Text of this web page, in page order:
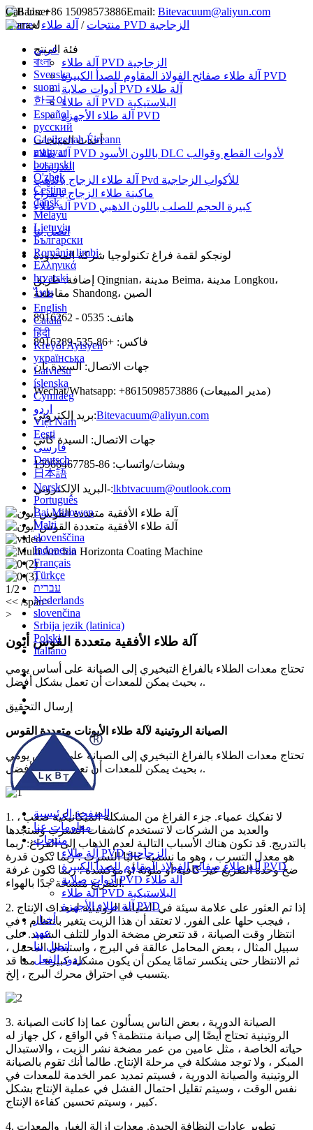
Call Us: +86 15098573886Email: Bitevacuum@aliyun.com
لغة
عربي
বাংলা
Svenska
suomi
한국어
Español
русский
Gaeilgenah Éireann
magyar
bosanski
O'zbek
Čeština
dansk
Melayu
Lietuvių
Български
România limbi
Ελληνικά
hrvatski
ไทย
English
Català
हिंदी
Kreyòl Ayisyen
українська
Latviešu
íslenska
Cymraeg
اردو
Việt Nam
Eesti
فارسی
Deutsch
日本語
Norsk
Português
Bai Miaowen
Malti
slovenščina
Indonesia
Français
Türkçe
עברית
Nederlands
slovenčina
Srbija jezik (latinica)
Polski
Italiano
الصفحة الرئيسية
معلومات عنا
منتجات
آلة طلاء PVD الزجاجية
آلة طلاء صفائح الفولاذ المقاوم للصدأ الكبيرة PVD
أدوات صلابة PVD آلة طلاء
آلة طلاء PVD البلاستيكية
آلة طلاء الأجهزة PVD
أخبار
عهد
اتصل بنا
ردود الفعل
Home/ منتجات / آلة طلاء PVD الزجاجية
فئة المنتج
آلة طلاء PVD الزجاجية
آلة طلاء صفائح الفولاذ المقاوم للصدأ الكبيرة PVD
أدوات صلابة PVD آلة طلاء
آلة طلاء PVD البلاستيكية
آلة طلاء الأجهزة PVD
أحدث المنتجات
آلة طلاء PVD باللون الأسود DLC لأدوات القطع وقوالب
التدريبات
آلة طلاء الزجاج بالذهب Pvd للأكواب الزجاجية
ماكينة طلاء الزجاج بالفراغ
آلة طلاء PVD كبيرة الحجم للصلب باللون الذهبي
اتصل بنا
لونجكو لقمة فراغ تكنولوجيا شركة المحدودة
إضافة: طريق Qingnian، مدينة Beima، مدينة Longkou،
مقاطعة Shandong، الصين
هاتف: 0535 - 8916262
فاكس: +86-535-8916289
جهات الاتصال: السيدة يان
Wechat/Whatsapp: +8615098573886 (مدير المبيعات)
بريد إلكتروني:Bitevacuum@aliyun.com
جهات الاتصال: السيدة كاثي
ويشات/واتساب: 86-15966467785
البريد الإلكتروني-:lkbtvacuum@outlook.com
1/2
<< /span>
>
آلة طلاء الأفقية متعددة القوس أيون
تحتاج معدات الطلاء بالفراغ التبخيري إلى الصيانة على أساس يومي
، بحيث يمكن للمعدات أن تعمل بشكل أفضل.
إرسال التحقيق
الصيانة الروتينية لآلة طلاء الأيونات متعددة القوس
تحتاج معدات الطلاء بالفراغ التبخيري إلى الصيانة على أساس يومي
، بحيث يمكن للمعدات أن تعمل بشكل أفضل.
1. لا تفكيك عمياء. جزء الفراغ من المشكلة الميكانيكية صعب ،
والعديد من الشركات لا تستخدم كاشفات التسرب وستجدها
بالتدريج. قد تكون هناك الأسباب التالية لعدم الذهاب إلى الفراغ: ربما
هو معدل التسرب ، وهو ما نسميه غالبًا التسرب ؛ ربما تكون قدرة
ضخ وحدة التفريغ غير كافية أو ملوثة أو مؤكسدة ؛ ربما تكون غرفة
التفريغ متسخة جدًا بالهواء.
2. إذا تم العثور على علامة سيئة في الصيانة الروتينية لمعدات الإنتاج
، فيجب حلها على الفور. لا تعتقد أن هذا الزيت يتغير بانتظام ، في
انتظار وقت الصيانة ، قد تتعرض مضخة الدوار للتلف الشديد. على
سبيل المثال ، بعض المحامل عالقة في البرج ، واستبدال المحمل ،
ثم الانتظار حتى ينكسر تمامًا يمكن أن يكون مشكلة كبيرة ، مما قد
يتسبب في احتراق محرك البرج ، إلخ.
3. الصيانة الدورية ، بعض الناس يسألون عما إذا كانت الصيانة
الروتينية تحتاج أيضًا إلى صيانة منتظمة؟ في الواقع ، كل جهاز له
حياته الخاصة ، مثل عامين من عمر مضخة نشر الزيت ، والاستبدال
المبكر ، ولا توجد مشكلة في مرحلة الإنتاج. طالما أنك تقوم بالصيانة
الروتينية والصيانة الدورية ، فسيتم تمديد عمر الخدمة للمعدات في
نفس الوقت ، وسيتم تقليل احتمال الفشل في عملية الإنتاج بشكل
كبير ، وسيتم تحسين كفاءة الإنتاج.
4. تطوير عادات النظافة الجيدة. معدات إزالة الغبار والمعدات